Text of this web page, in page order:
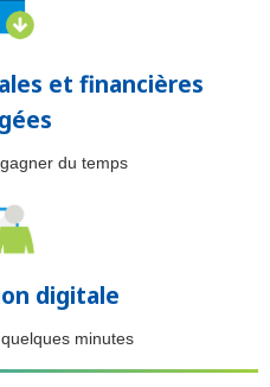
et financières
du temps
digitale
minutes